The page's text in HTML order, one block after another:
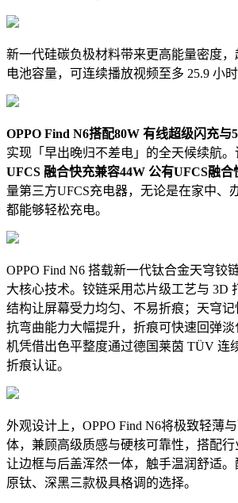
新一代硅碳负极材料带来更高能量密度
电池容量，可连续播放视频至多 25.9 小时
OPPO Find N6搭配80W 有线超级闪充与
实现「早出晚归不差电」的全天候续航。
UFCS 融合快充兼容44W 公有UFCS融合
量第三方UFCS充电器，无论是在家中、
都能够轻松充电。
OPPO Find N6 搭载新一代钛合金天穹铰
大核心技术。铰链采用芯片级工艺与 3D
结构让屏幕受力均匀、不易折痕；天穹记
抗弯曲能力大幅提升，折痕可快速回弹
机凭借出色平整度通过德国莱茵 TÜV 连
折痕认证。
外观设计上，OPPO Find N6将极致轻薄
体，兼顾高级质感与硬核可靠性，搭配行
让边框与后盖浑然一体，触手温润舒适。
原钛、深黑三款极具格调的选择。